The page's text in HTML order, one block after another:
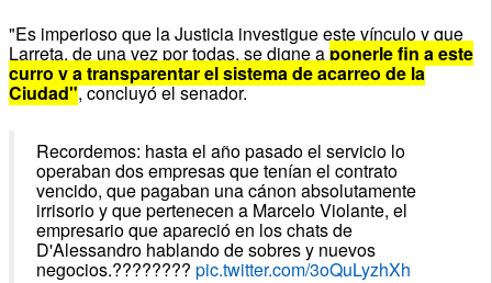
"Es imperioso que la Justicia investigue este vínculo y que
Larreta, de una vez por todas, se digne a ponerle fin a este
curro y a transparentar el sistema de acarreo de la
Ciudad", concluyó el senador.
Recordemos: hasta el año pasado el servicio lo
operaban dos empresas que tenían el contrato
vencido, que pagaban una cánon absolutamente
irrisorio y que pertenecen a Marcelo Violante, el
empresario que apareció en los chats de
D'Alessandro hablando de sobres y nuevos
negocios.???????? pic.twitter.com/3oQuLyzhXh